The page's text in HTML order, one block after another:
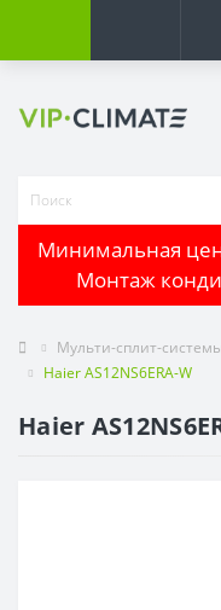
Минимальная
Монтаж
Мульти-сплит-системы
Haier AS12NS6ERA-W
Haier